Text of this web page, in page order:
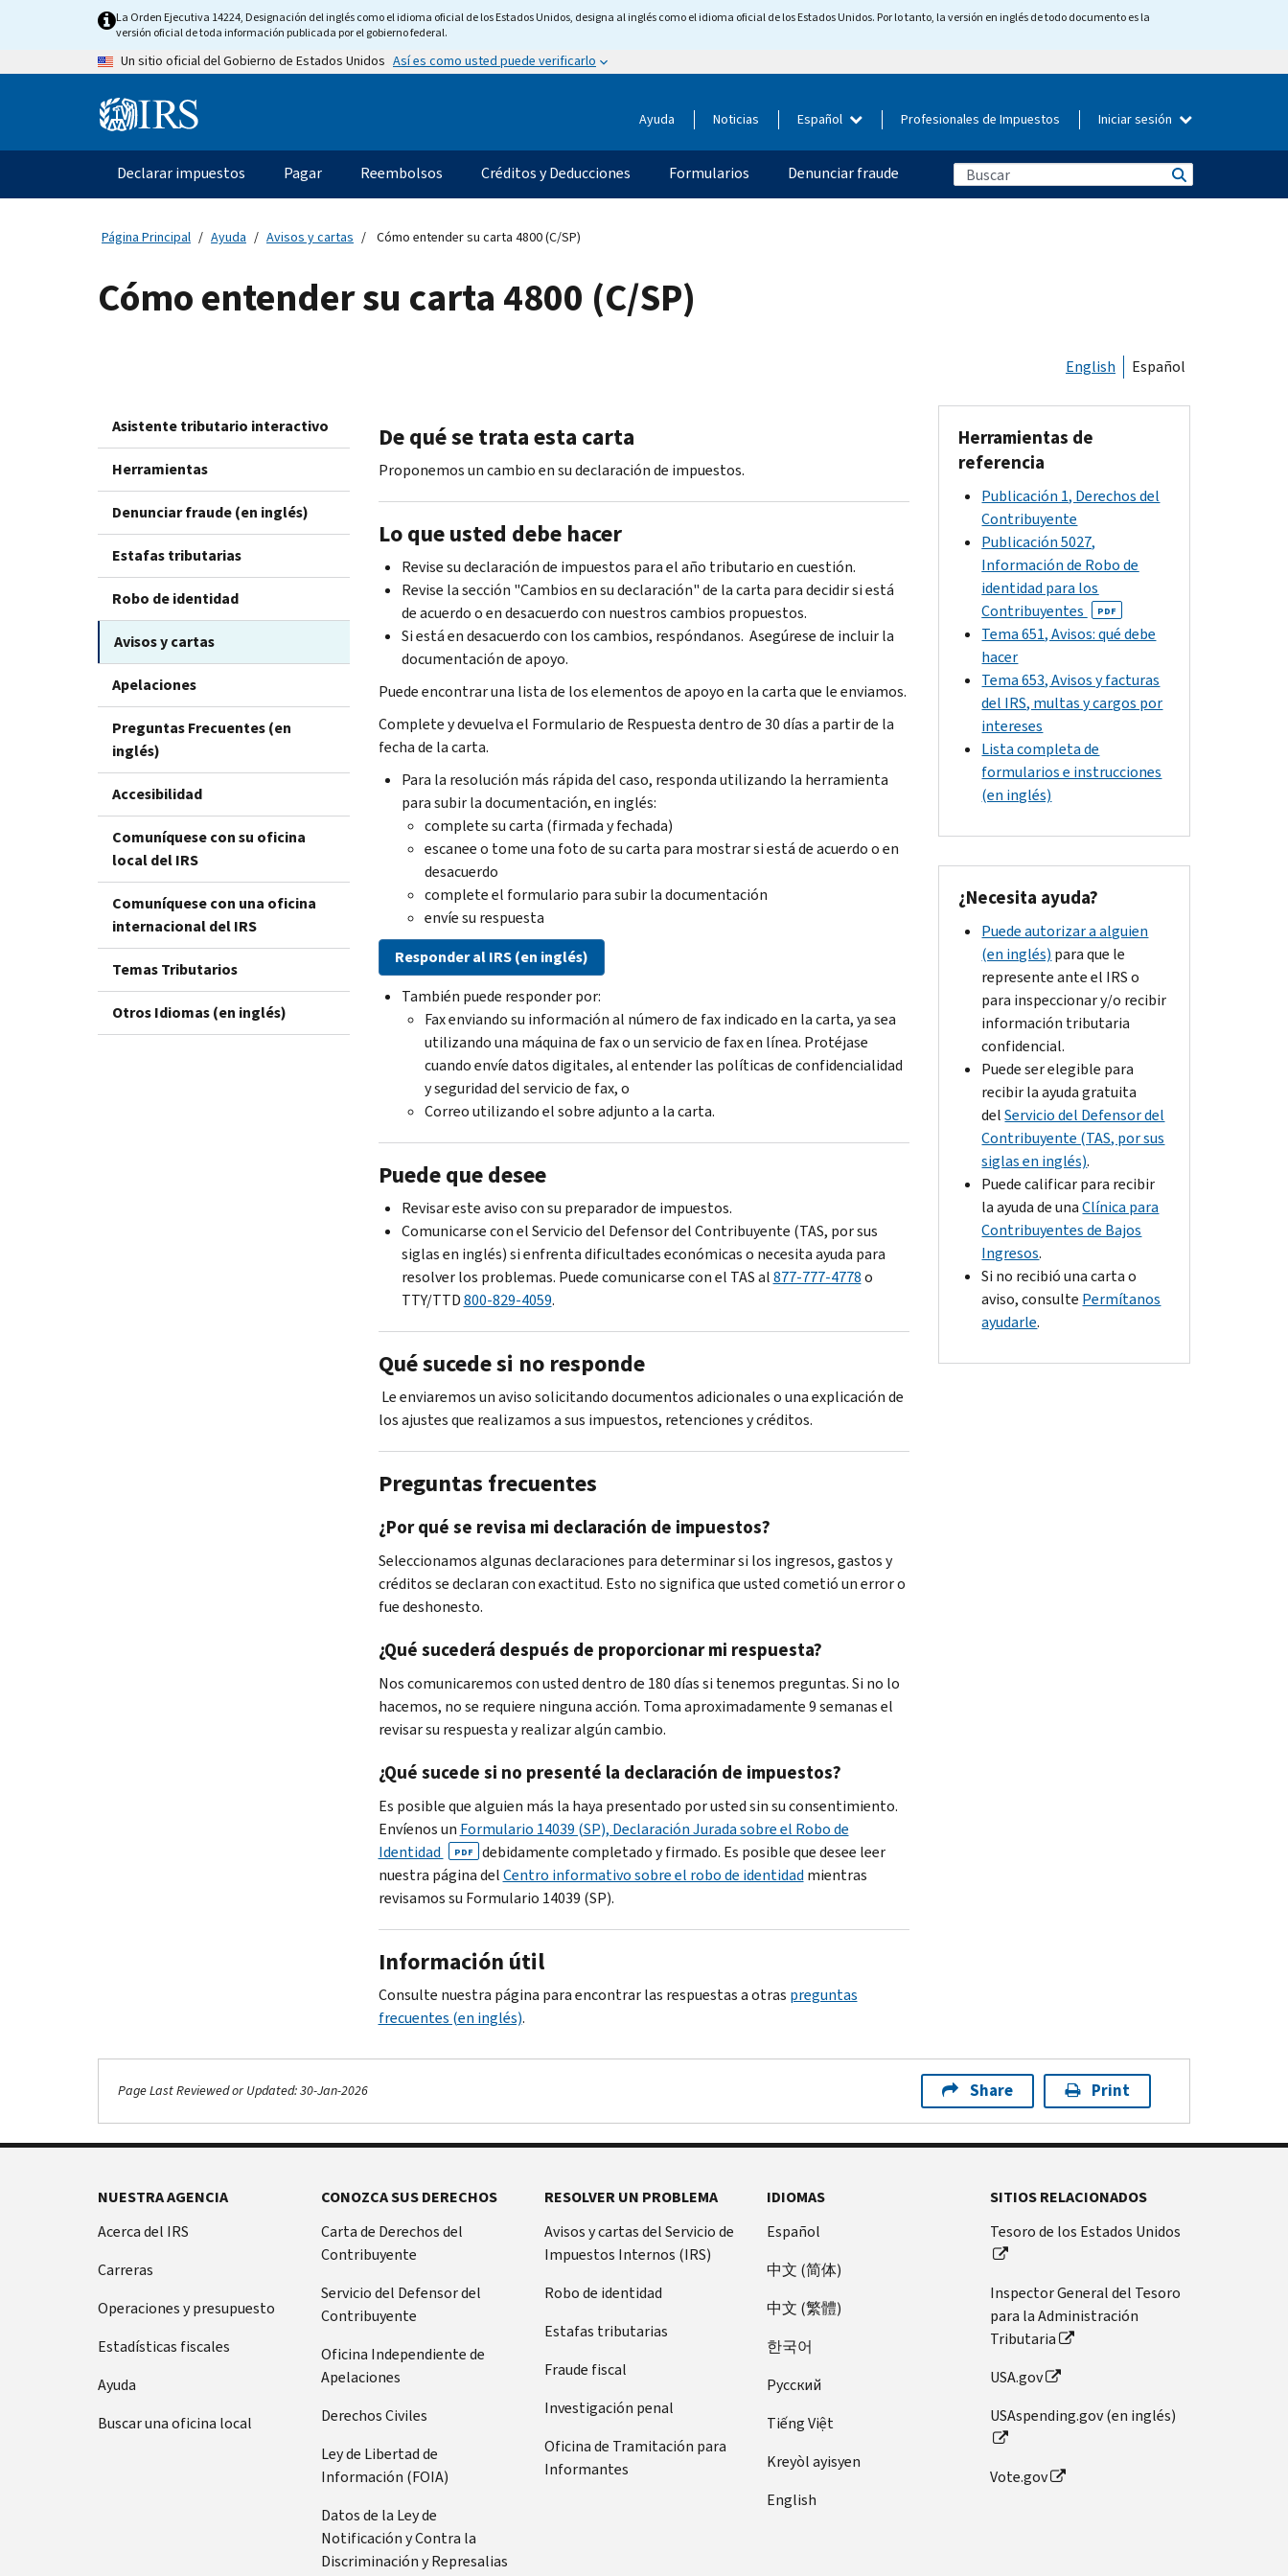
content
La Orden Ejecutiva 14224, Designación del inglés como el idioma oficial de los Estados Unidos, designa al inglés como el idioma oficial de los Estados Unidos. Por lo tanto, la versión en inglés de todo documento es la
versión oficial de toda información publicada por el gobierno federal.
Un sitio oficial del Gobierno de Estados Unidos Así es como usted puede verificarlo
Information Ayuda Noticias Español Profesionales de Impuestos Iniciar sesión
Navegación
principal
Declarar impuestos Pagar Reembolsos Créditos y Deducciones Formularios Denunciar fraude
Página Principal Ayuda Avisos y cartas Cómo entender su carta 4800 (C/SP)
Cómo entender su carta 4800 (C/SP)
English Español
Asistente tributario interactivo
Herramientas
Denunciar fraude (en inglés)
Estafas tributarias
Robo de identidad
Avisos y cartas
Apelaciones
Preguntas Frecuentes (en
inglés)
Accesibilidad
Comuníquese con su oficina
local del IRS
Comuníquese con una oficina
internacional del IRS
Temas Tributarios
Otros Idiomas (en inglés)
De qué se trata esta carta
Proponemos un cambio en su declaración de impuestos.
Lo que usted debe hacer
Revise su declaración de impuestos para el año tributario en cuestión.
Revise la sección "Cambios en su declaración" de la carta para decidir si está
de acuerdo o en desacuerdo con nuestros cambios propuestos.
Si está en desacuerdo con los cambios, respóndanos. Asegúrese de incluir la
documentación de apoyo.
Puede encontrar una lista de los elementos de apoyo en la carta que le enviamos.
Complete y devuelva el Formulario de Respuesta dentro de 30 días a partir de la
fecha de la carta.
Para la resolución más rápida del caso, responda utilizando la herramienta
para subir la documentación, en inglés:
complete su carta (firmada y fechada)
escanee o tome una foto de su carta para mostrar si está de acuerdo o en
desacuerdo
complete el formulario para subir la documentación
envíe su respuesta
Responder al IRS (en inglés)
También puede responder por:
Fax enviando su información al número de fax indicado en la carta, ya sea
utilizando una máquina de fax o un servicio de fax en línea. Protéjase
cuando envíe datos digitales, al entender las políticas de confidencialidad
y seguridad del servicio de fax, o
Correo utilizando el sobre adjunto a la carta.
Puede que desee
Revisar este aviso con su preparador de impuestos.
Comunicarse con el Servicio del Defensor del Contribuyente (TAS, por sus
siglas en inglés) si enfrenta dificultades económicas o necesita ayuda para
resolver los problemas. Puede comunicarse con el TAS al877-777-4778o
TTY/TTD800-829-4059.
Qué sucede si no responde
Le enviaremos un aviso solicitando documentos adicionales o una explicación de
los ajustes que realizamos a sus impuestos, retenciones y créditos.
Preguntas frecuentes
¿Por qué se revisa mi declaración de impuestos?
Seleccionamos algunas declaraciones para determinar si los ingresos, gastos y
créditos se declaran con exactitud. Esto no significa que usted cometió un error o
fue deshonesto.
¿Qué sucederá después de proporcionar mi respuesta?
Nos comunicaremos con usted dentro de 180 días si tenemos preguntas. Si no lo
hacemos, no se requiere ninguna acción. Toma aproximadamente 9 semanas el
revisar su respuesta y realizar algún cambio.
¿Qué sucede si no presenté la declaración de impuestos?
Es posible que alguien más la haya presentado por usted sin su consentimiento.
Envíenos un Formulario 14039 (SP), Declaración Jurada sobre el Robo de
Identidad
PDF
debidamente completado y firmado. Es posible que desee leer
nuestra página delCentro informativo sobre el robo de identidad mientras
revisamos su Formulario 14039 (SP).
Información útil
Consulte nuestra página para encontrar las respuestas a otras preguntas
frecuentes (en inglés).
Herramientas de
referencia
Publicación 1, Derechos del
Contribuyente
Publicación 5027,
Información de Robo de
identidad para los
Contribuyentes
PDF
Tema 651, Avisos: qué debe
hacer
Tema 653, Avisos y facturas
del IRS, multas y cargos por
intereses
Lista completa de
formularios e instrucciones
(en inglés)
¿Necesita ayuda?
Puede autorizar a alguien
(en inglés) para que le
represente ante el IRS o
para inspeccionar y/o recibir
información tributaria
confidencial.
Puede ser elegible para
recibir la ayuda gratuita
delServicio del Defensor del
Contribuyente (TAS, por sus
siglas en inglés).
Puede calificar para recibir
la ayuda de una Clínica para
Contribuyentes de Bajos
Ingresos.
Si no recibió una carta o
aviso, consulte Permítanos
ayudarle.
Page Last Reviewed or Updated: 30-Jan-2026 Share Print
NUESTRA AGENCIA
Acerca del IRS
Carreras
Operaciones y presupuesto
Estadísticas fiscales
Ayuda
Buscar una oficina local
CONOZCA SUS DERECHOS
Carta de Derechos del
Contribuyente
Servicio del Defensor del
Contribuyente
Oficina Independiente de
Apelaciones
Derechos Civiles
Ley de Libertad de
Información (FOIA)
Datos de la Ley de
Notificación y Contra la
Discriminación y Represalias
RESOLVER UN PROBLEMA
Avisos y cartas del Servicio de
Impuestos Internos (IRS)
Robo de identidad
Estafas tributarias
Fraude fiscal
Investigación penal
Oficina de Tramitación para
Informantes
IDIOMAS
Español
中文 (简体)
中文 (繁體)
한국어
Pусский
Tiếng Việt
Kreyòl ayisyen
English
SITIOS RELACIONADOS
Tesoro de los Estados Unidos
Inspector General del Tesoro
para la Administración
Tributaria
USA.gov
USAspending.gov (en inglés)
Vote.gov